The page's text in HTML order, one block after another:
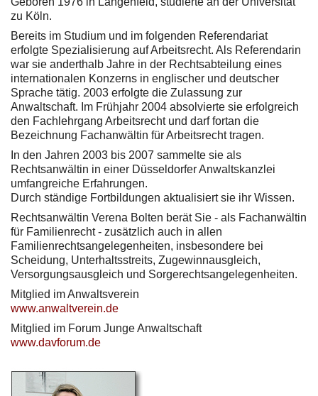
zu Köln.
Bereits im Studium und im folgenden Referendariat
erfolgte Spezialisierung auf Arbeitsrecht. Als Referendarin
war sie anderthalb Jahre in der Rechtsabteilung eines
internationalen Konzerns in englischer und deutscher
Sprache tätig. 2003 erfolgte die Zulassung zur
Anwaltschaft. Im Frühjahr 2004 absolvierte sie erfolgreich
den Fachlehrgang Arbeitsrecht und darf fortan die
Bezeichnung Fachanwältin für Arbeitsrecht tragen.
In den Jahren 2003 bis 2007 sammelte sie als
Rechtsanwältin in einer Düsseldorfer Anwaltskanzlei
umfangreiche Erfahrungen.
Durch ständige Fortbildungen aktualisiert sie ihr Wissen.
Rechtsanwältin Verena Bolten berät Sie - als Fachanwältin
für Familienrecht - zusätzlich auch in allen
Familienrechtsangelegenheiten, insbesondere bei
Scheidung, Unterhaltsstreits, Zugewinnausgleich,
Versorgungsausgleich und Sorgerechtsangelegenheiten.
Mitglied im Anwaltsverein
www.anwaltverein.de
Mitglied im Forum Junge Anwaltschaft
www.davforum.de